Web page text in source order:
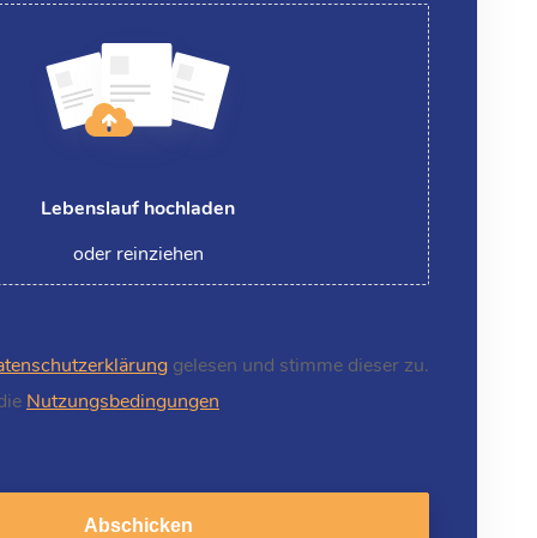
Lebenslauf hochladen
oder reinziehen
gelesen und stimme dieser zu.
Nutzungsbedingungen
Abschicken